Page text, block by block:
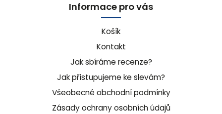
Informace pro vás
Košík
Kontakt
Jak sbíráme recenze?
Jak přistupujeme ke slevám?
Všeobecné obchodní podmínky
Zásady ochrany osobních údajů